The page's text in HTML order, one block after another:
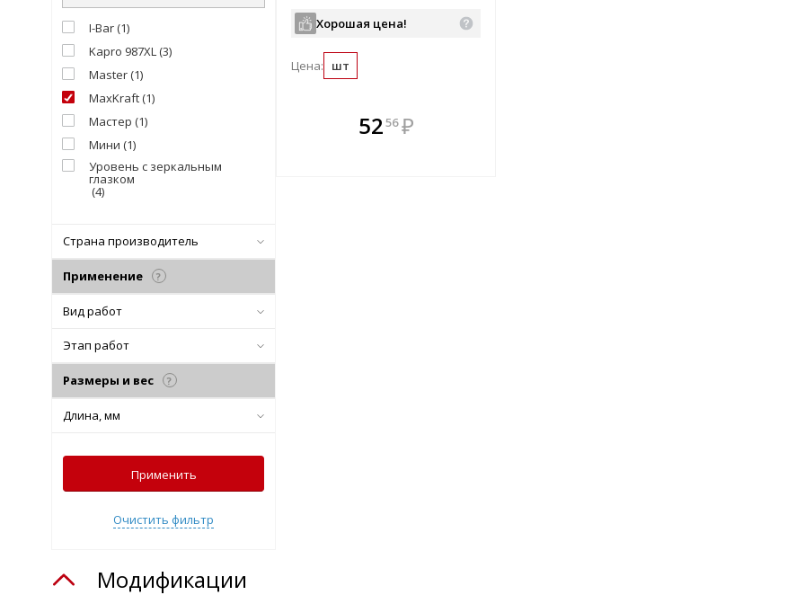
Хорошая цена!
Цена: шт
В комплекте
всегда выгоднее!
Подобрать комплект
5256 ₽
I-Bar (1)
Kapro 987XL (3)
Master (1)
MaxKraft (1)
Мастер (1)
Мини (1)
Уровень с зеркальным
глазком
(4)
Страна производитель
Применение ?
Вид работ
Этап работ
Размеры и вес ?
Длина, мм
Применить
Очистить фильтр
Модификации